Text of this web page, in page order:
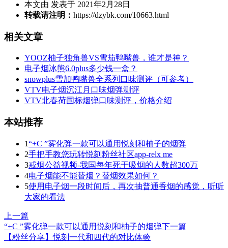
本文由 发表于 2021年2月28日
转载请注明： https://dzybk.com/10663.html
相关文章
YOOZ柚子独角兽VS雪茄鸭嘴兽，谁才是神？
电子烟冰熊6.0plus多少钱一盒？
snowplus雪加鸭嘴兽全系列口味测评（可参考）
VTV电子烟沉江月口味烟弹测评
VTV北春荷国标烟弹口味测评，价格介绍
本站推荐
1“+C ”雾化弹一款可以通用悦刻和柚子的烟弹
2手把手教您玩转悦刻粉丝社区app-relx me
3戒烟公益视频-我国每年死于吸烟的人数超300万
4电子烟能不能替烟？替烟效果如何？
5使用电子烟一段时间后，再次抽普通香烟的感觉，听听
大家的看法
上一篇
“+C ”雾化弹一款可以通用悦刻和柚子的烟弹下一篇
【粉丝分享】悦刻一代和四代的对比体验